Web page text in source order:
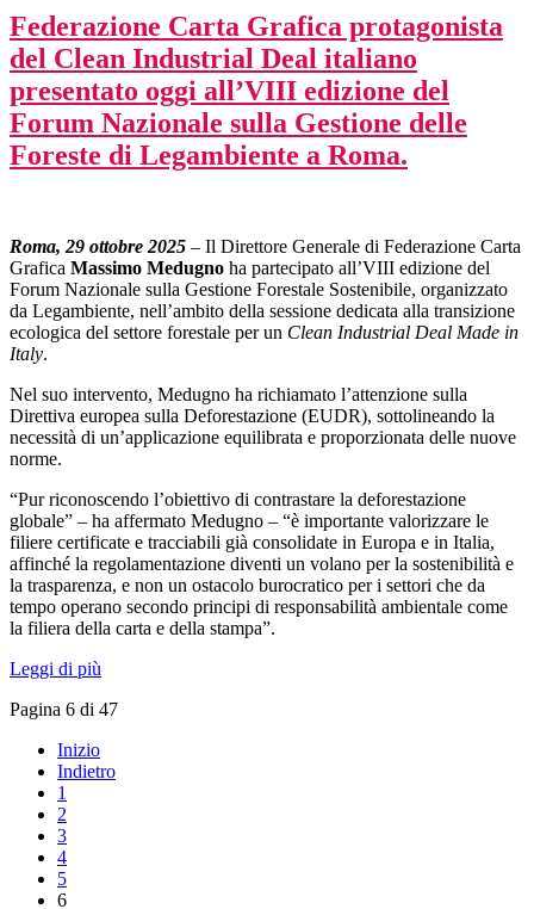
Federazione Carta Grafica protagonista
del Clean Industrial Deal italiano
presentato oggi all’VIII edizione del
Forum Nazionale sulla Gestione delle
Foreste di Legambiente a Roma.
Roma, 29 ottobre 2025 – Il Direttore Generale di Federazione Carta
Grafica Massimo Medugno ha partecipato all’VIII edizione del
Forum Nazionale sulla Gestione Forestale Sostenibile, organizzato
da Legambiente, nell’ambito della sessione dedicata alla transizione
ecologica del settore forestale per un Clean Industrial Deal Made in
Italy.
Nel suo intervento, Medugno ha richiamato l’attenzione sulla
Direttiva europea sulla Deforestazione (EUDR), sottolineando la
necessità di un’applicazione equilibrata e proporzionata delle nuove
norme.
“Pur riconoscendo l’obiettivo di contrastare la deforestazione
globale” – ha affermato Medugno – “è importante valorizzare le
filiere certificate e tracciabili già consolidate in Europa e in Italia,
affinché la regolamentazione diventi un volano per la sostenibilità e
la trasparenza, e non un ostacolo burocratico per i settori che da
tempo operano secondo principi di responsabilità ambientale come
la filiera della carta e della stampa”.
Leggi di più
Pagina 6 di 47
Inizio
Indietro
1
2
3
4
5
6